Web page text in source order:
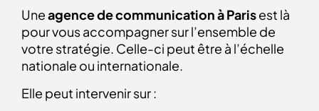
Uneagence de communication à Parisest là
pour vous accompagner sur l’ensemble de
votre stratégie. Celle-ci peut être à l’échelle
nationale ou internationale.
Elle peut intervenir sur :